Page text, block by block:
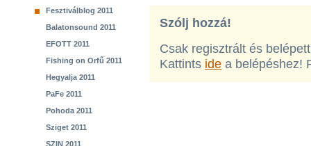
Fesztiválblog 2011
Balatonsound 2011
EFOTT 2011
Fishing on Orfű 2011
Hegyalja 2011
PaFe 2011
Pohoda 2011
Sziget 2011
SZIN 2011
Szólj hozzá!
Csak regisztrált és
Kattints ide a belépéshez!